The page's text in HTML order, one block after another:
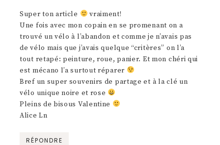
Super ton article
vraiment!
Une fois avec mon copain en se promenant on a
trouvé un vélo à l’abandon et comme je n’avais pas
de vélo mais que j’avais quelque “critères” on l’a
tout retapé: peinture, roue, panier. Et mon chéri qui
est mécano l’a surtout réparer
Bref un super souvenirs de partage et à la clé un
vélo unique noire et rose
Pleins de bisous Valentine
Alice Ln
RÉPONDRE